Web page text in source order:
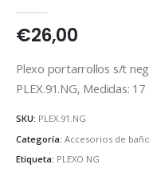
€26,00
Plexo portarrollos s/t
PLEX.91.NG, Medidas:
SKU: PLEX.91.NG
Categoría: Accesorios de baño
Etiqueta: PLEXO NG